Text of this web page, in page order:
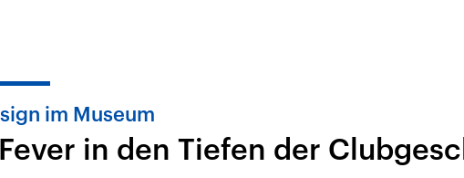
USA
Nahostkonflikt
Iran
Aktuelle Lage und
im Museum
in den Tiefen der